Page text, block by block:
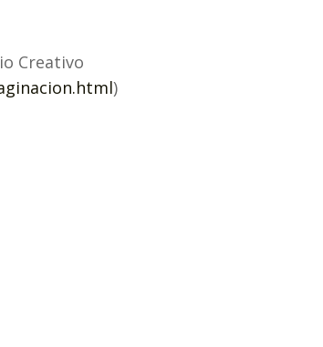
Creativo
)